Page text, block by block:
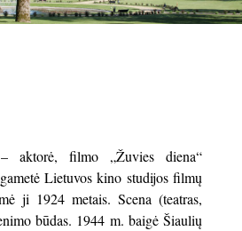
aktorė, filmo „Žuvies diena“
Lietuvos kino studijos filmų
ji 1924 metais. Scena (teatras,
būdas. 1944 m. baigė Šiaulių